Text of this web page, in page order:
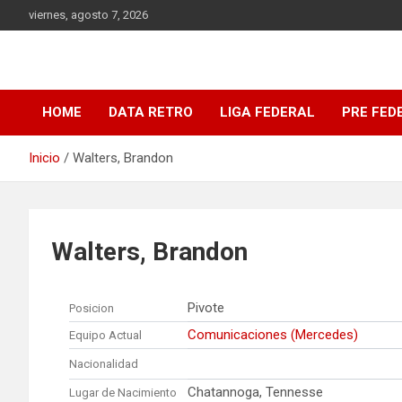
al
viernes, agosto 7, 2026
DATA Basquet
HOME DATA RETRO LIGA FEDERAL PRE
Inicio Walters, Brandon
Walters, Brandon
Posicion Pivote
Equipo Actual Comunicaciones (Mercedes)
Nacionalidad
Lugar de Nacimiento Chatannoga, Tennesse